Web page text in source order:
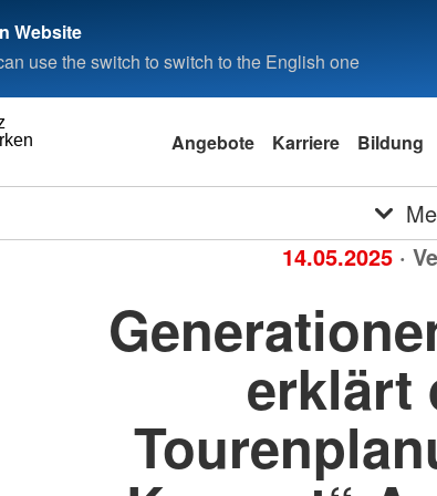
Website
use the switch to switch to the English one
Angebote Karriere Bildung
14.05.2025 ·
erklärt